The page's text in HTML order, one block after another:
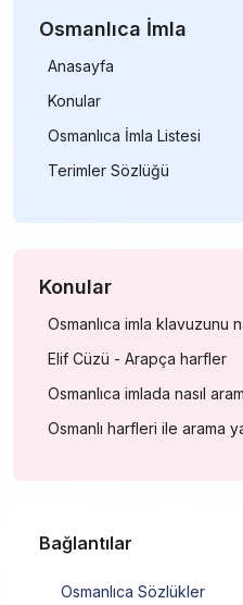
Osmanlıca İmla
Anasayfa
Konular
Osmanlıca İmla Listesi
Terimler Sözlüğü
Konular
Osmanlıca imla klavuzunu
Elif Cüzü - Arapça harfler
Osmanlıca imlada nasıl
Osmanlı harfleri ile arama
Bağlantılar
Osmanlıca Sözlükler